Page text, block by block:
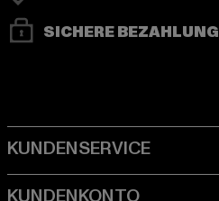
SICHERE BEZAHLUNG